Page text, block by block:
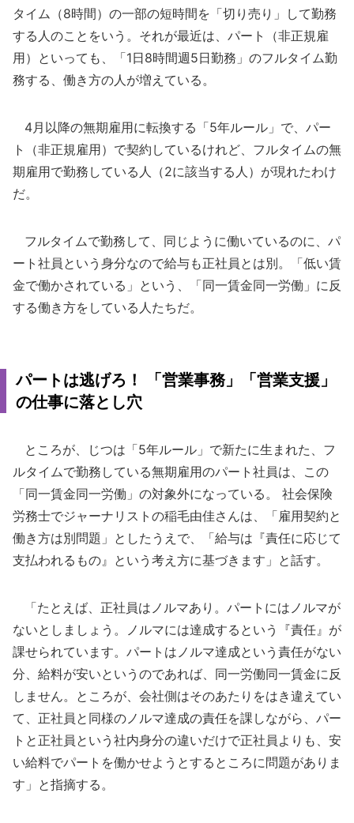
タイム（8時間）の一部の短時間を「切り売り」して勤務
する人のことをいう。それが最近は、パート（非正規雇
用）といっても、「1日8時間週5日勤務」のフルタイム勤
務する、働き方の人が増えている。
4月以降の無期雇用に転換する「5年ルール」で、パー
ト（非正規雇用）で契約しているけれど、フルタイムの無
期雇用で勤務している人（2に該当する人）が現れたわけ
だ。
フルタイムで勤務して、同じように働いているのに、パ
ート社員という身分なので給与も正社員とは別。「低い賃
金で働かされている」という、「同一賃金同一労働」に反
する働き方をしている人たちだ。
パートは逃げろ！ 「営業事務」「営業支援」
の仕事に落とし穴
ところが、じつは「5年ルール」で新たに生まれた、フ
ルタイムで勤務している無期雇用のパート社員は、この
「同一賃金同一労働」の対象外になっている。 社会保険
労務士でジャーナリストの稲毛由佳さんは、「雇用契約と
働き方は別問題」としたうえで、「給与は『責任に応じて
支払われるもの』という考え方に基づきます」と話す。
「たとえば、正社員はノルマあり。パートにはノルマが
ないとしましょう。ノルマには達成するという『責任』が
課せられています。パートはノルマ達成という責任がない
分、給料が安いというのであれば、同一労働同一賃金に反
しません。ところが、会社側はそのあたりをはき違えてい
て、正社員と同様のノルマ達成の責任を課しながら、パー
トと正社員という社内身分の違いだけで正社員よりも、安
い給料でパートを働かせようとするところに問題がありま
す」と指摘する。